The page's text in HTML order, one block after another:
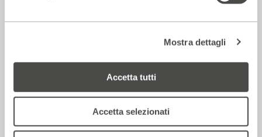
Mostra dettagli
Accetta tutti
Accetta selezionati
12 Luglio 2026